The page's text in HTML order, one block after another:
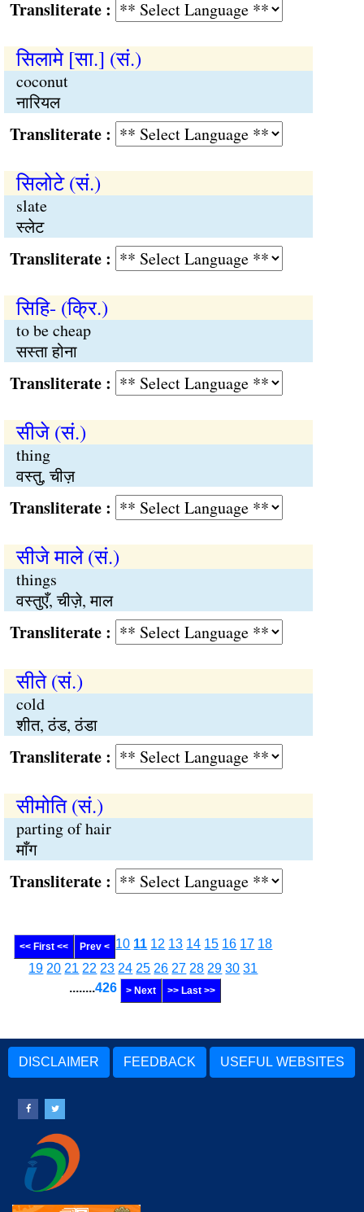
:
सिलामे [सा.] (सं.)
coconut
नारियल
:
सिलोटे (सं.)
slate
स्लेट
:
सिहि- (क्रि.)
to be cheap
सस्ता होना
:
सीजे (सं.)
thing
वस्तु, चीज़
:
सीजे माले (सं.)
things
वस्तुएँ, चीज़े, माल
:
सीते (सं.)
cold
शीत, ठंड, ठंडा
:
सीमोति (सं.)
parting of hair
माँग
:
<< First << Prev < 10 11 12 13 14 15 16 17 18
19 20 21 22 23 24 25 26 27 28 29 30 31
........426 > Next >> Last >>
DISCLAIMER FEEDBACK USEFUL WEBSITES